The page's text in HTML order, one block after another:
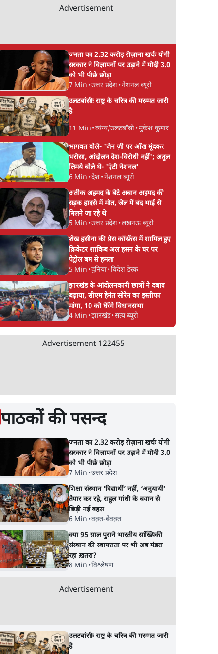
Advertisement
जनता का 2.32 करोड़ रोज़ाना खर्चः योगी
सरकार ने विज्ञापनों पर उड़ाने में मोदी 3.0
को भी पीछे छोड़ा
7 Min •उत्तर प्रदेश•नेशनल ब्यूरो
उलटबांसीः राष्ट्र के चरित्र की मरम्मत जारी
है
11 Min •व्यंग्य/उलटबाँसी•मुकेश कुमार
भागवत बोले- 'जेन ज़ी पर आँख मूंदकर
भरोसा, आंदोलन देश-विरोधी नहीं'; अतुल
लिमये बोले थे- 'एंटी नेशनल'
6 Min •देश•नेशनल ब्यूरो
अतीक अहमद के बेटे अबान अहमद की
सड़क हादसे में मौत, जेल में बंद भाई से
मिलने जा रहे थे
5 Min •उत्तर प्रदेश•लखनऊ ब्यूरो
शेख हसीना की प्रेस कॉन्फ्रेंस में शामिल हुए
क्रिकेटर शाकिब अल हसन के घर पर
पेट्रोल बम से हमला
5 Min •दुनिया•विदेश डेस्क
झारखंड के आंदोलनकारी छात्रों ने दबाव
बढ़ाया, सीएम हेमंत सोरेन का इस्तीफा
मांगा, 10 को घेरेंगे विधानसभा
4 Min •झारखंड•सत्य ब्यूरो
Advertisement 122455
पाठकों की पसन्द
जनता का 2.32 करोड़ रोज़ाना खर्चः योगी
सरकार ने विज्ञापनों पर उड़ाने में मोदी 3.0
को भी पीछे छोड़ा
7 Min •उत्तर प्रदेश
शिक्षा संस्थान ‘विद्यार्थी’ नहीं, ‘अनुयायी’
तैयार कर रहे, राहुल गांधी के बयान से
छिड़ी नई बहस
6 Min •वक़्त-बेवक़्त
क्या 95 साल पुराने भारतीय सांख्यिकी
संस्थान की स्वायत्तता पर भी अब मंडरा
रहा ख़तरा?
8 Min •विश्लेषण
Advertisement
उलटबांसीः राष्ट्र के चरित्र की मरम्मत जारी
है